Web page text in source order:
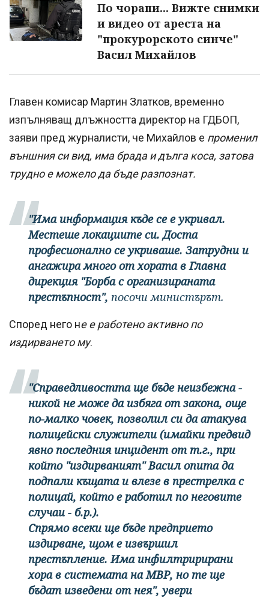
По чорапи... Вижте снимки
и видео от ареста на
"прокурорското синче"
Васил Михайлов
Главен комисар Мартин Златков, временно
изпълняващ длъжността директор на ГДБОП,
заяви пред журналисти, че Михайлов е променил
външния си вид, има брада и дълга коса, затова
трудно е можело да бъде разпознат.
"Има информация къде се е укривал.
Местеше локациите си. Доста
професионално се укриваше. Затрудни и
ангажира много от хората в Главна
дирекция "Борба с организираната
престъпност", посочи министърът.
Според него не е работено активно по
издирването му.
"Справедливостта ще бъде неизбежна -
никой не може да избяга от закона, още
по-малко човек, позволил си да атакува
полицейски служители (имайки предвид
явно последния инцидент от т.г., при
който "издирваният" Васил опита да
подпали къщата и влезе в престрелка с
полицай, който е работил по неговите
случаи - б.р.).
Спрямо всеки ще бъде предприето
издирване, щом е извършил
престъпление. Има инфилтририрани
хора в системата на МВР, но те ще
бъдат изведени от нея", увери